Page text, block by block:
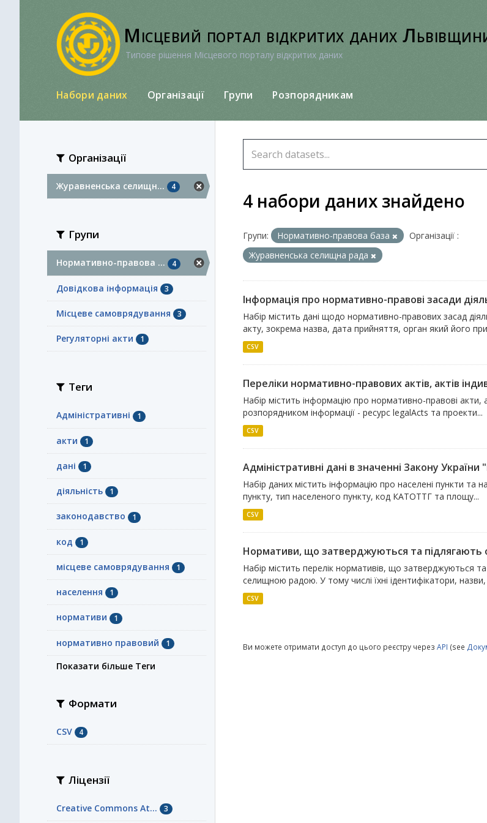
Місцевий портал відкритих даних
Типове рішення Місцевого порталу відкритих даних
Набори даних Організації Групи Розпорядникам
Організації
Журавненська селищн... 4
Групи
Нормативно-правова ... 4
Довідкова інформація 3
Місцеве самоврядування 3
Регуляторні акти 1
Теги
Адміністративні 1
акти 1
дані 1
діяльність 1
законодавство 1
код 1
місцеве самоврядування 1
населення 1
нормативи 1
нормативно правовий 1
Показати більше Теги
Формати
CSV 4
Ліцензії
Creative Commons At... 3
4 набори даних знайдено
Групи: Нормативно-правова база
Організації :
Журавненська селищна рада
Інформація про нормативно-правові засади
Набір містить дані щодо нормативно-правових засад
акту, зокрема назва, дата прийняття, орган який його
CSV
Переліки нормативно-правових актів, актів
Набір містить інформацію про нормативно-правові акти,
розпорядником інформації - ресурс legalActs та проекти...
CSV
Адміністративні дані в значенні Закону
Набір даних містить інформацію про населені пункти та
пункту, тип населеного пункту, код КАТОТТГ та площу...
CSV
Нормативи, що затверджуються та підлягають
Набір містить перелік нормативів, що затверджуються
селищною радою. У тому числі їхні ідентифікатори, назви,
CSV
Ви можете отримати доступ до цього реєстру через API (see